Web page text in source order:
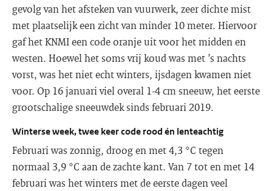
gevolg van het afsteken van vuurwerk, zeer dichte mist
met plaatselijk een zicht van minder 10 meter. Hiervoor
gaf het KNMI een code oranje uit voor het midden en
westen. Hoewel het soms vrij koud was met ’s nachts
vorst, was het niet echt winters, ijsdagen kwamen niet
voor. Op 16 januari viel overal 1-4 cm sneeuw, het eerste
grootschalige sneeuwdek sinds februari 2019.
Winterse week, twee keer code rood én lenteachtig
Februari was zonnig, droog en met 4,3 °C tegen
normaal 3,9 °C aan de zachte kant. Van 7 tot en met 14
februari was het winters met de eerste dagen veel